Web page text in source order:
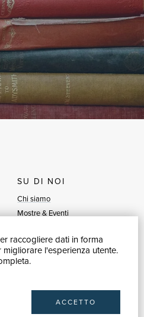
raccogliere dati in forma
l'esperienza utente.
ACCETTO
SU DI NOI
Chi siamo
Mostre & Eventi
Blog
Vendi con noi